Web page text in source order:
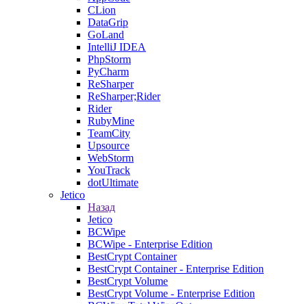
CLion
DataGrip
GoLand
IntelliJ IDEA
PhpStorm
PyCharm
ReSharper
ReSharper;Rider
Rider
RubyMine
TeamCity
Upsource
WebStorm
YouTrack
dotUltimate
Jetico
Назад
Jetico
BCWipe
BCWipe - Enterprise Edition
BestCrypt Container
BestCrypt Container - Enterprise Edition
BestCrypt Volume
BestCrypt Volume - Enterprise Edition